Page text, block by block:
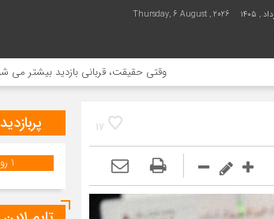
Thursday, 6 August , 2026
وقتی حقیقت، قربانی بازدید بیشتر می شود | علت
17
1 روز